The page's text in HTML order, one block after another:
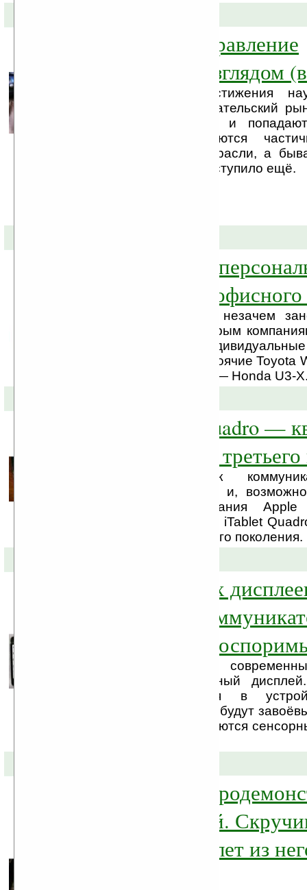
eyeDriver — управление
автомобилем взглядом
Все передовые достижения
попадают на пользовательский
находят применение и
другие реализовываются
прорыва в другой отрасли, а
напросто время не наступило ещё.
Honda U3-X —
транспорт для
Многие говорят, что незачем
велосипед, но некоторым
они и создают
средства, такие как стоячие
или сидящий «велик» — Honda U3-
Apple iTablet Quadro —
четырёх iPhone
Помимо разработок
поколения iPhone 4G и,
таблета iPad, компания Apple
гибридное устройство iTablet
четырёх iPhone третьего поколения.
Тест сенсорных
популярных
Apple iPhone
В большинстве
используется сенсорный
широкого внедрения в
мультитач, тачскрины будут
просторы. Чем отличаются
Компания HP
гибкий дисплей.
нетбук или таблет из